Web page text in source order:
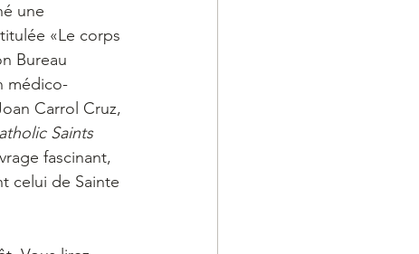
une
«Le corps
Bureau
médico-
Carrol Cruz,
Saints
fascinant,
celui de Sainte